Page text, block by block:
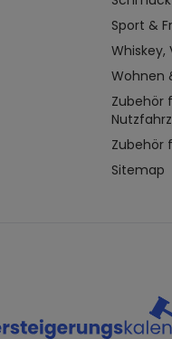
Sport &
Whiskey,
Wohnen
Zubehör
Zubehör
Sitemap